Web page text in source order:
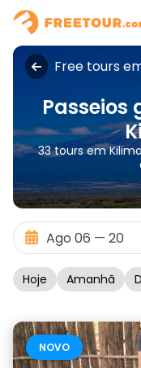
Free tours
Passeios
33 tours em
Hoje Amanhã
NOVO